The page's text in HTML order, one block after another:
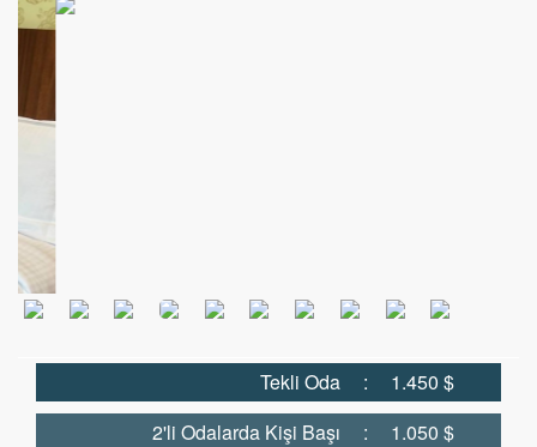
Tekli Oda :
1.450 $
2'li Odalarda Kişi Başı
:
1.050 $